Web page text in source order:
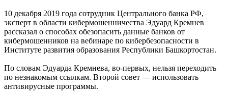
10 декабря 2019 года сотрудник Центрального банка РФ,
эксперт в области кибермошенничества Эдуард Кремнев
рассказал о способах обезопасить данные банков от
кибермошенников на вебинаре по кибербезопасности в
Институте развития образования Республики Башкортостан.
По словам Эдуарда Кремнева, во-первых, нельзя переходить
по незнакомым ссылкам. Второй совет — использовать
антивирусные программы.